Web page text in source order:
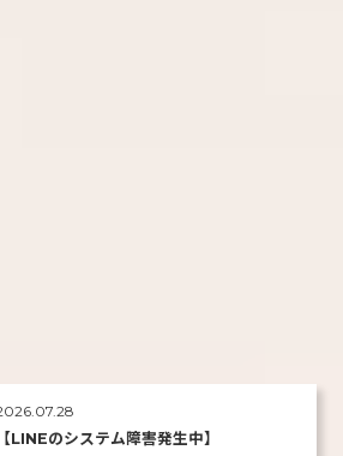
【LINEのシステム障害発生中】